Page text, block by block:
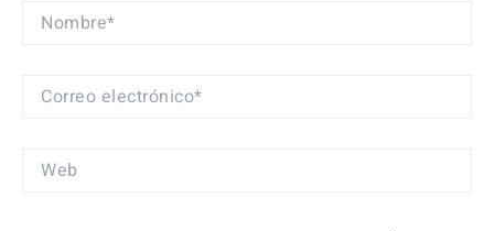
NOMBRE*
CORREO
WEB